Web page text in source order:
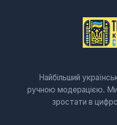
Найбільший
ручною модерацією.
зростати в